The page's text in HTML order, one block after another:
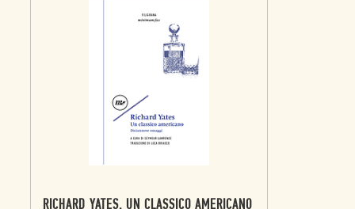
RICHARD YATES. UN CLASSICO AMERICANO